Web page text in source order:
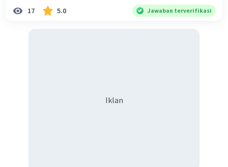
17 5.0 Jawaban terverifikasi
Iklan